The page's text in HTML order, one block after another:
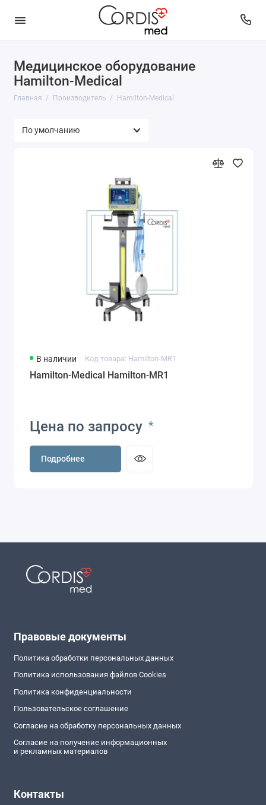
Медицинское оборудование
Hamilton-Medical
Главная Производитель Hamilton-Medical
В наличии Код товара: Hamilton-MR1
Hamilton-Medical Hamilton-MR1
Цена по запросу *
Подробнее
Правовые документы
Политика обработки персональных данных
Политика использования файлов Cookies
Политика конфиденциальности
Пользовательское соглашение
Согласие на обработку персональных данных
Согласие на получение информационных
и рекламных материалов
Контакты